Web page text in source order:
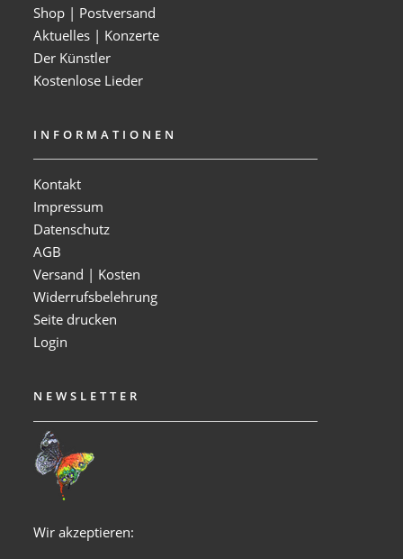
Shop | Postversand
Aktuelles | Konzerte
Der Künstler
Kostenlose Lieder
INFORMATIONEN
Kontakt
Impressum
Datenschutz
AGB
Versand | Kosten
Widerrufsbelehrung
Seite drucken
Login
NEWSLETTER
Wir akzeptieren: